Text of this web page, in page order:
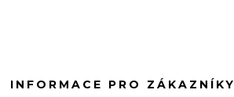
INFORMACE PRO ZÁKAZNÍKY